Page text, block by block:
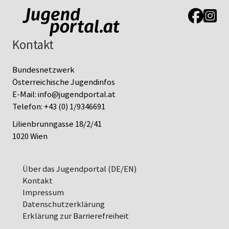
Link zur
Link
Kontakt
Bundesnetzwerk
Österreichische Jugendinfos
E-Mail:info@jugendportal.at
Telefon:+43 (0) 1/9346691
Lilienbrunngasse 18/2/41
1020 Wien
Über das Jugendportal (DE/EN)
Kontakt
Impressum
Datenschutz­erklärung
Erklärung zur Barrierefreiheit